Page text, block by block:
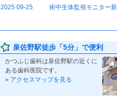
2025 09-25
術中生体監視モニター新
泉佐野駅徒歩「5分」で便利
かつふじ歯科は泉佐野駅の近くに
ある歯科医院です。
» アクセスマップを見る